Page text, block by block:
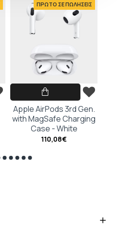
ΠΡΩΤΟ ΣΕ ΠΩΛΗΣΕΙΣ
Apple AirPods 3rd Gen.
with MagSafe Charging
Case - White
110,08€